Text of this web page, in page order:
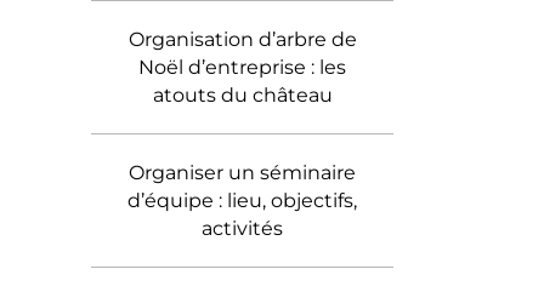
Organisation d’arbre de
Noël d’entreprise : les
atouts du château
Organiser un séminaire
d’équipe : lieu, objectifs,
activités